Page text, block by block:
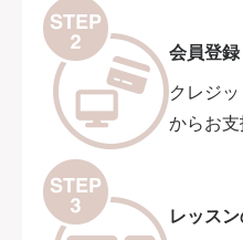
会員登
クレジ
からお支
レッス